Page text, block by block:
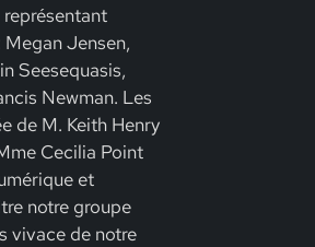
Jensen,
Seesequasis,
Newman. Les
de M. Keith Henry
meCecilia Point
et
notre groupe
vivace de notre